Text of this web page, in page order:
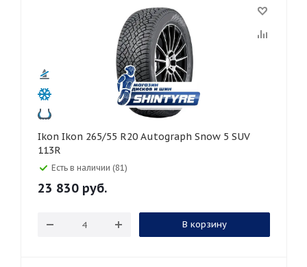
Ikon Ikon 265/55 R20 Autograph Snow 5 SUV
113R
Есть в наличии (81)
23 830 руб.
В корзину